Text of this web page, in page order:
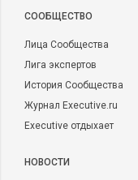
CООБЩЕСТВО
Лица Сообщества
Лига экспертов
История Сообщества
Журнал Executive.ru
Executive отдыхает
НОВОСТИ